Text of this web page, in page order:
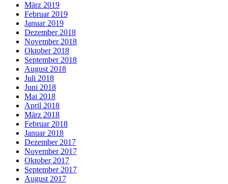
März 2019
Februar 2019
Januar 2019
Dezember 2018
November 2018
Oktober 2018
September 2018
August 2018
Juli 2018
Juni 2018
Mai 2018
April 2018
März 2018
Februar 2018
Januar 2018
Dezember 2017
November 2017
Oktober 2017
September 2017
August 2017